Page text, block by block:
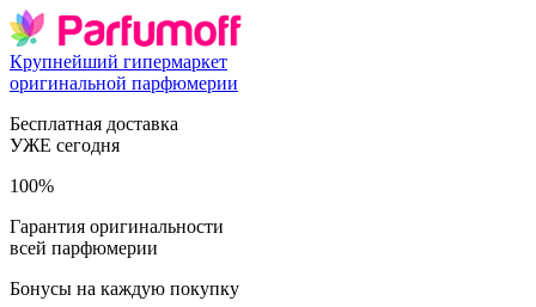
Крупнейший гипермаркет
оригинальной парфюмерии
Бесплатная доставка
УЖЕ сегодня
100%
Гарантия оригинальности
всей парфюмерии
Бонусы на каждую покупку